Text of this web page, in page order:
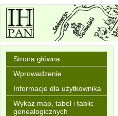
Strona główna
Wprowadzenie
Informacje dla użytkownika
Wykaz map, tabel i tablic
genealogicznych